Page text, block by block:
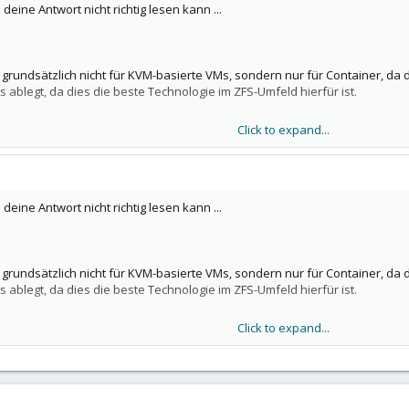
Antwort nicht richtig lesen kann ...
nicht für KVM-basierte VMs, sondern nur für Container,
ablegt, da dies die beste Technologie im ZFS-Umfeld hierfür ist.
ist hat mittlerweile jeder Proxmox Mitarbeiter bereits mindestens
Snapshothierarchie teilen. Aber natürlich kann jeder sein System so
du dann aber einen Snapshot über die GUI wiederherstellen
durch externe Programme) kannst du das nur tun wenn du alles
wenn ihr dann auf einen Zwischenschritt nach vorne gehen wollt ist
Click to expand...
Antwort nicht richtig lesen kann ...
nicht für KVM-basierte VMs, sondern nur für Container,
ablegt, da dies die beste Technologie im ZFS-Umfeld hierfür ist.
Snapshothierarchie teilen. Aber natürlich kann jeder sein System so
Click to expand...